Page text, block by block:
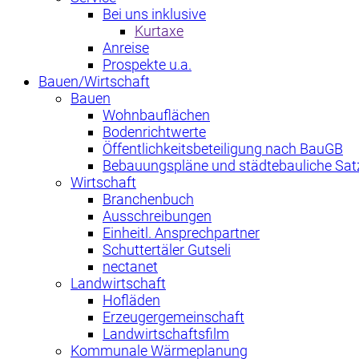
Bei uns inklusive
Kurtaxe
Anreise
Prospekte u.a.
Bauen/Wirtschaft
Bauen
Wohnbauflächen
Bodenrichtwerte
Öffentlichkeitsbeteiligung nach BauGB
Bebauungspläne und städtebauliche
Wirtschaft
Branchenbuch
Ausschreibungen
Einheitl. Ansprechpartner
Schuttertäler Gutseli
nectanet
Landwirtschaft
Hofläden
Erzeugergemeinschaft
Landwirtschaftsfilm
Kommunale Wärmeplanung